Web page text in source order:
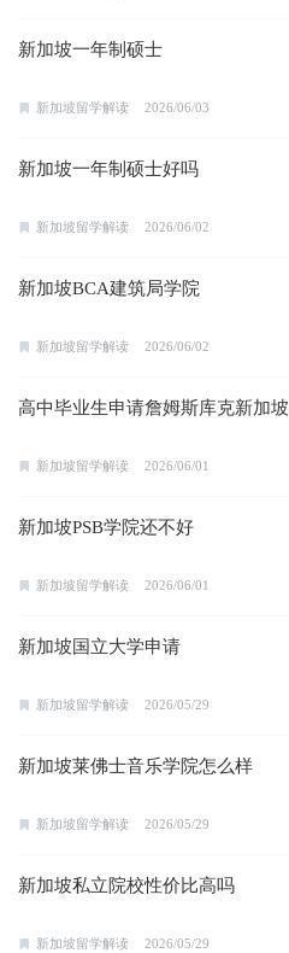
新加坡一年制硕士
新加坡留学解读 2026/06/03
新加坡一年制硕士好吗
新加坡留学解读 2026/06/02
新加坡BCA建筑局学院
新加坡留学解读 2026/06/02
高中毕业生申请詹姆斯库克新加坡
新加坡留学解读 2026/06/01
新加坡PSB学院还不好
新加坡留学解读 2026/06/01
新加坡国立大学申请
新加坡留学解读 2026/05/29
新加坡莱佛士音乐学院怎么样
新加坡留学解读 2026/05/29
新加坡私立院校性价比高吗
新加坡留学解读 2026/05/29